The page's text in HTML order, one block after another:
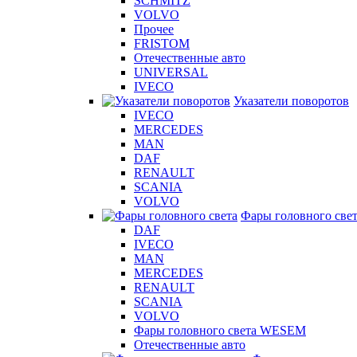
VOLVO
Прочее
FRISTOM
Отечественные авто
UNIVERSAL
IVECO
Указатели поворотов
IVECO
MERCEDES
MAN
DAF
RENAULT
SCANIA
VOLVO
Фары головного
DAF
IVECO
MAN
MERCEDES
RENAULT
SCANIA
VOLVO
Фары головного света WESEM
Отечественные авто